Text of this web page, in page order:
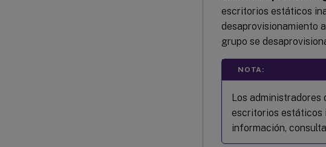
escritorios estáticos
desaprovisionamiento
grupo se
NOTA:
Los administradores
escritorios estáticos
información, consulta